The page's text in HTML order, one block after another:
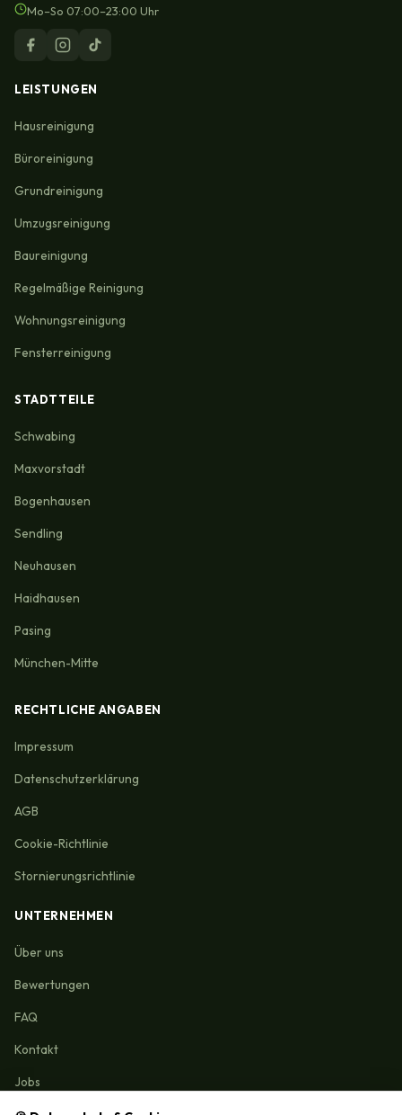
Mo–So 07:00–23:00 Uhr
LEISTUNGEN
Hausreinigung
Büroreinigung
Grundreinigung
Umzugsreinigung
Baureinigung
Regelmäßige Reinigung
Wohnungsreinigung
Fensterreinigung
STADTTEILE
Schwabing
Maxvorstadt
Bogenhausen
Sendling
Neuhausen
Haidhausen
Pasing
München-Mitte
RECHTLICHE ANGABEN
Impressum
Datenschutzerklärung
AGB
Cookie-Richtlinie
Stornierungsrichtlinie
UNTERNEHMEN
Über uns
Bewertungen
FAQ
Kontakt
Jobs